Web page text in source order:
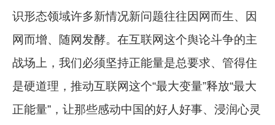
识形态领域许多新情况新问题往往因网而生、因
网而增、随网发酵。在互联网这个舆论斗争的主
战场上，我们必须坚持正能量是总要求、管得住
是硬道理，推动互联网这个“最大变量”释放“最大
正能量”，让那些感动中国的好人好事、浸润心灵